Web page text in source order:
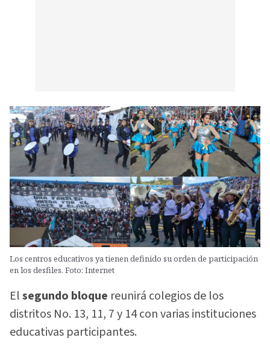
Los centros educativos ya tienen definido su orden de participación
en los desfiles. Foto: Internet
Elsegundo bloque reunirá colegios de los
distritos No. 13, 11, 7 y 14 con varias instituciones
educativas participantes.